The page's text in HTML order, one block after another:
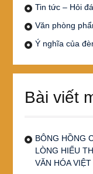
Tin tức – Hỏi
Văn phòng
Ý nghĩa của
Bài viết
BÔNG HỒNG
LÒNG HIẾU
VĂN HÓA VIỆT